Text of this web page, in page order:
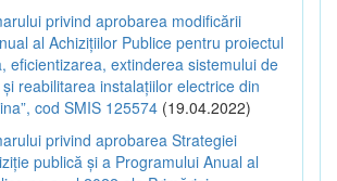
privind aprobarea modificării
al Achizițiilor Publice pentru proiectul
eficientizarea, extinderea sistemului de
reabilitarea instalațiilor electrice din
cod SMIS 125574 (19.04.2022)
privind aprobarea Strategiei
publică și a Programului Anual al